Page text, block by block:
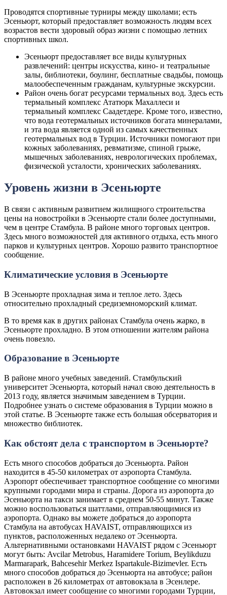
Проводятся спортивные турниры между школами; есть
Эсеньюрт, который предоставляет возможность людям всех
возрастов вести здоровый образ жизни с помощью летних
спортивных школ.
Эсеньюрт предоставляет все виды культурных
развлечений: центры искусства, кино- и театральные
залы, библиотеки, боулинг, бесплатные свадьбы, помощь
малообеспеченным гражданам, культурные экскурсии.
Район очень богат ресурсами термальных вод. Здесь есть
термальный комплекс Ататюрк Махаллеси и
термальный комплекс Саадетдере. Кроме того, известно,
что вода геотермальных источников богата минералами,
и эта вода является одной из самых качественных
геотермальных вод в Турции. Источники помогают при
кожных заболеваниях, ревматизме, спиной грыже,
мышечных заболеваниях, неврологических проблемах,
физической усталости, хронических заболеваниях.
Уровень жизни в Эсеньюрте
В связи с активным развитием жилищного строительства
цены на новостройки в Эсеньюрте стали более доступными,
чем в центре Стамбула. В районе много торговых центров.
Здесь много возможностей для активного отдыха, есть много
парков и культурных центров. Хорошо развито транспортное
сообщение.
Климатические условия в Эсеньюрте
В Эсеньюрте прохладная зима и теплое лето. Здесь
относительно прохладный средиземноморский климат.
В то время как в других районах Стамбула очень жарко, в
Эсеньюрте прохладно. В этом отношении жителям района
очень повезло.
Образование в Эсеньюрте
В районе много учебных заведений. Стамбульский
университет Эсеньюрта, который начал свою деятельность в
2013 году, является значимым заведением в Турции.
Подробнее узнать о системе образования в Турции можно в
этой статье. В Эсеньюрте также есть большая обсерватория и
множество библиотек.
Как обстоят дела с транспортом в Эсеньюрте?
Есть много способов добраться до Эсеньюрта. Район
находится в 45-50 километрах от аэропорта Стамбула.
Аэропорт обеспечивает транспортное сообщение со многими
крупными городами мира и страны. Дорога из аэропорта до
Эсеньюрта на такси занимает в среднем 50-55 минут. Также
можно воспользоваться шаттлами, отправляющимися из
аэропорта. Однако вы можете добраться до аэропорта
Стамбула на автобусах HAVAIST, отправляющихся из
пунктов, расположенных недалеко от Эсеньюрта.
Альтернативными остановками HAVAIST рядом с Эсеньюрт
могут быть: Avcilar Metrobus, Haramidere Torium, Beylikduzu
Marmarapark, Bahcesehir Merkez Ispartakule-Bizimevler. Есть
много способов добраться до Эсеньюрта на автобусе; район
расположен в 26 километрах от автовокзала в Эсенлере.
Автовокзал имеет сообщение со многими городами Турции,